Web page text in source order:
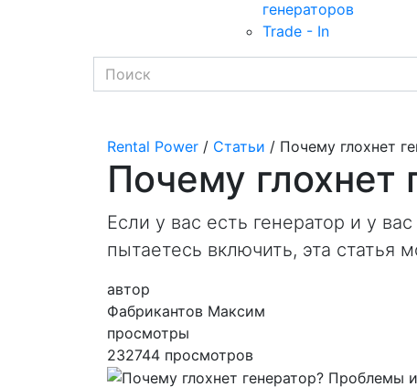
генераторов
Trade - In
Rental Power / Статьи / Почему глохнет
Почему
Если у вас есть генератор и у
пытаетесь включить, эта статья
автор
Фабрикантов Максим
просмотры
232744 просмотров